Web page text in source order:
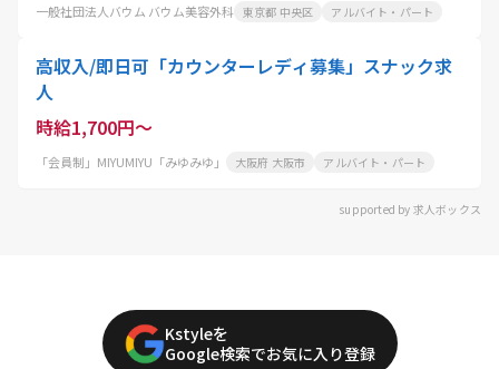
一般社団法人バウム バウム美容外科 東京都 中央区 アルバイト・パート
高収入/即日可「カウンターレディ募集」スナック求
人
時給1,700円～
「会員制」MIYUMIYU「みゆみゆ」 大阪府 大阪市 アルバイト・パート
supported by 求人ボックス
Kstyleを
Google検索でお気に入り登録